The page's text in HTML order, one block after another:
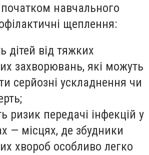
навчального
щеплення:
дітей від тяжких
захворювань, які можуть
серйозні ускладнення чи
ризик передачі інфекцій у
— місцях, де збудники
хвороб особливо легко